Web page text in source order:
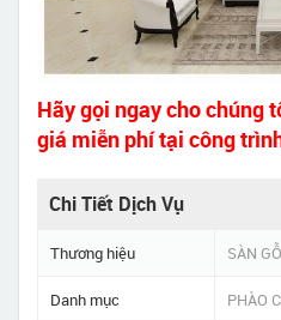
Hãy gọi ngay cho chúng
giá miễn phí tại công
Chi Tiết Dịch Vụ
Thương hiệu SÀN
Danh mục PHÀO